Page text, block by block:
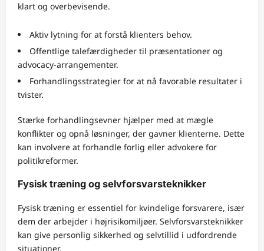
klart og overbevisende.
Aktiv lytning for at forstå klienters behov.
Offentlige talefærdigheder til præsentationer og
advocacy-arrangementer.
Forhandlingsstrategier for at nå favorable resultater i
tvister.
Stærke forhandlingsevner hjælper med at mægle
konflikter og opnå løsninger, der gavner klienterne. Dette
kan involvere at forhandle forlig eller advokere for
politikreformer.
Fysisk træning og selvforsvarsteknikker
Fysisk træning er essentiel for kvindelige forsvarere, især
dem der arbejder i højrisikomiljøer. Selvforsvarsteknikker
kan give personlig sikkerhed og selvtillid i udfordrende
situationer.